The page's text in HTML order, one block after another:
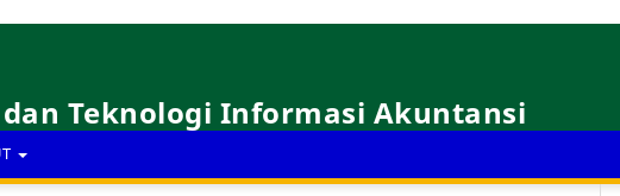
Teknologi Informasi Akuntansi